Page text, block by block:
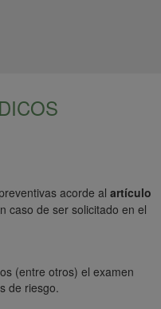
acorde al artículo
caso de ser solicitado en el
(entre otros) el examen
de riesgo.